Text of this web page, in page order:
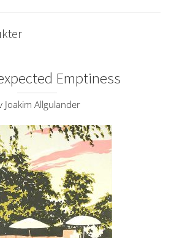
Emptiness
Joakim Allgulander